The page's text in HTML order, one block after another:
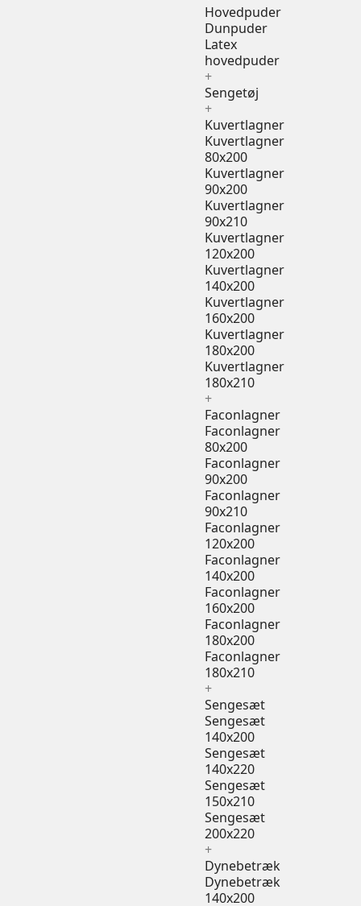
Hovedpuder
Dunpuder
Latex
hovedpuder
+
Sengetøj
+
Kuvertlagner
Kuvertlagner
80x200
Kuvertlagner
90x200
Kuvertlagner
90x210
Kuvertlagner
120x200
Kuvertlagner
140x200
Kuvertlagner
160x200
Kuvertlagner
180x200
Kuvertlagner
180x210
+
Faconlagner
Faconlagner
80x200
Faconlagner
90x200
Faconlagner
90x210
Faconlagner
120x200
Faconlagner
140x200
Faconlagner
160x200
Faconlagner
180x200
Faconlagner
180x210
+
Sengesæt
Sengesæt
140x200
Sengesæt
140x220
Sengesæt
150x210
Sengesæt
200x220
+
Dynebetræk
Dynebetræk
140x200